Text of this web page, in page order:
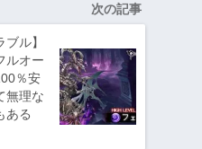
次の記事
ブル】
ルオー
％安
無理な
ある